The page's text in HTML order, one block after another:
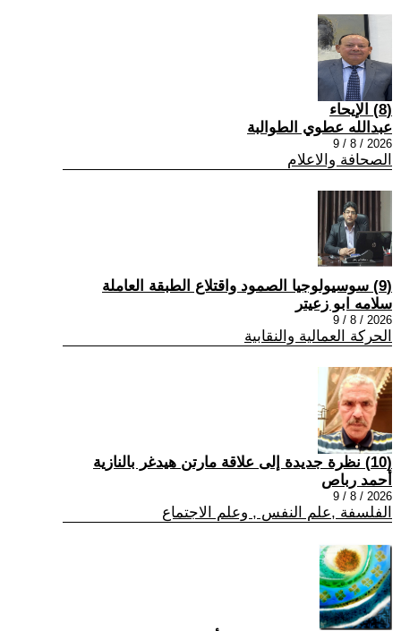
(8) الإيحاء
عبدالله عطوي الطوالبة
2026 / 8 / 9
الصحافة والاعلام
(9) سوسيولوجيا الصمود واقتلاع الطبقة العاملة
سلامه ابو زعيتر
2026 / 8 / 9
الحركة العمالية والنقابية
(10) نظرة جديدة إلى علاقة مارتن هيدغر بالنازية
أحمد رباص
2026 / 8 / 9
الفلسفة ,علم النفس , وعلم الاجتماع